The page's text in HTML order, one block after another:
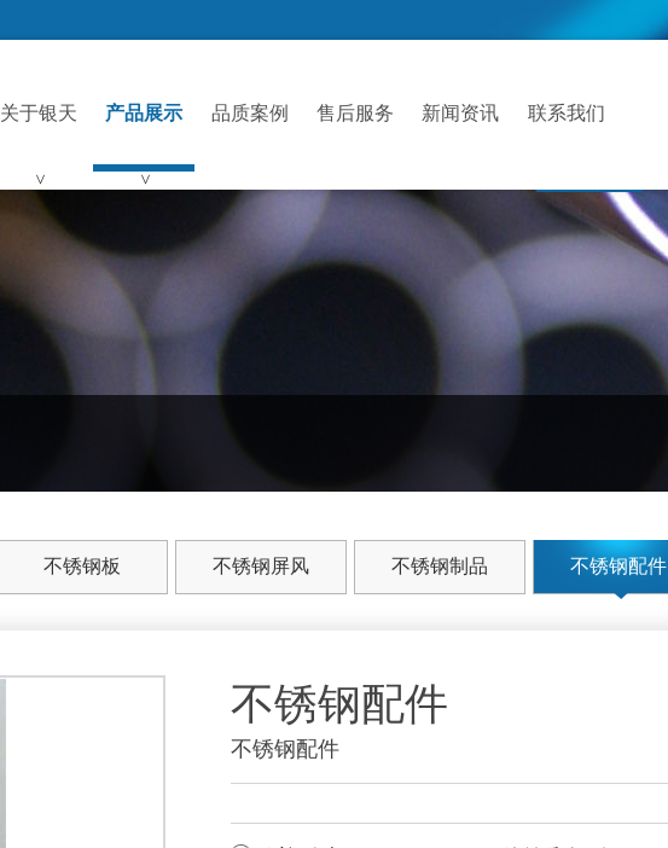
关于银天
>
产品展示
>
品质案例 售后服务 新闻资讯 联系我们
不锈钢板 不锈钢屏风 不锈钢制品 不锈钢配件
不锈钢配件
不锈钢配件